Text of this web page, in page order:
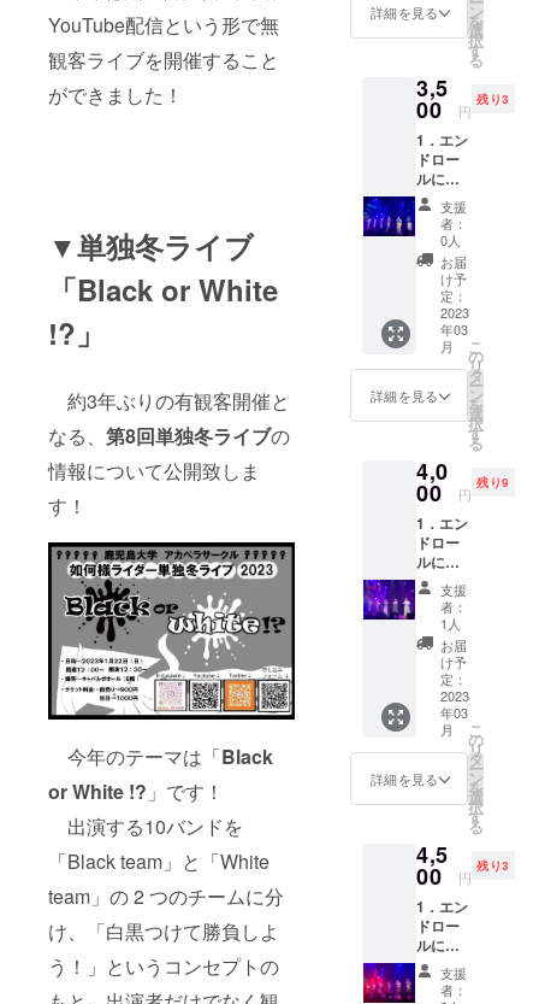
YouTube配信という形で無
観客ライブを開催すること
ができました！
▼単独冬ライブ
「Black or White
!?」
約3年ぶりの有観客開催と
なる、 第8回単独冬ライブの
情報について公開致しま
す！
今年のテーマは「Black
or White !? 」です！
出演する10バンドを
「Black team」と「White
team」の 2 つのチームに分
け、「白黒つけて勝負しよ
う！」というコンセプトの
行いま
配信で
3．当日
の写真
アルバ
ム（後
日お届
けとな
りま
す） 4.
企業や
イベン
トの宣
伝 ※如
何様ラ
イダー
公式
Twitter
（11月
フォロ
ワー）
独冬ラ
イブ開
催後に
行いま
す。
ご希望
のお名
前をご
ださ
い。
2．単独
ライブ
を収録
した
DVD（
後日お
届けと
なりま
す）
※DVD-
Rに収録
し、お
送り致
しま
す。
ム（後
日お届
けとな
りま
す）
4．企業
やイベ
ントの
宣伝 ※
如何様
ライ
ダー公
Twitter
（11月
末時点
で1749
にて単
独冬ラ
催後に
行いま
す。
詳細を見る ン
を
選
択
す
る
3,5
00 円
残り3
1．エン
ドロー
ルにお
名前
（企業
名）掲
載 ※支
援時に
必ず備
考欄に
ご希望
のお名
前をご
記入く
ださ
い。
招待チ
ケット
（最前
列） ※
会場ま
での交
通費や
宿泊費
は含ま
れませ
ん。
3．当日
の写真
アルバ
ム（後
日お届
けとな
やイベ
ントの
宣伝 ※
如何様
ライ
ダー公
式
Twitter
支援
者：
0人
お届
け予
定：
2023
年03
月
詳細を見る
こ
の
リ
タ
ー
ン
を
選
択
す
る
4,0
00 円
残り9
1．エン
ドロー
ルにお
名前
（企業
名）掲
載 ※支
援時に
必ず備
考欄に
ご希望
のお名
前をご
記入く
ださ
い。
チケッ
ト ※会
場まで
の交通
費や宿
泊費は
含まれ
ませ
支援
者：
1人
お届
け予
定：
2023
年03
月
詳細を見る
こ
の
リ
タ
ー
ン
を
選
択
す
る
4,5
00 円
残り3
1．エン
ドロー
ルにお
名前
（企業
支援
者：